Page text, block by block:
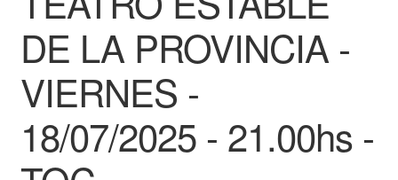
DE LA PROVINCIA -
VIERNES -
18/07/2025 - 21.00hs -